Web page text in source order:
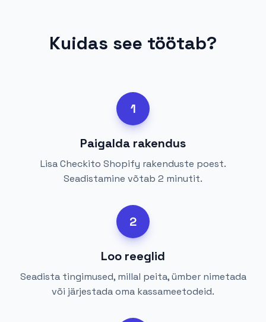
Kuidas see töötab?
1
Paigalda rakendus
Lisa Checkito Shopify rakenduste poest.
Seadistamine võtab 2 minutit.
2
Loo reeglid
Seadista tingimused, millal peita, ümber nimetada
või järjestada oma kassameetodeid.